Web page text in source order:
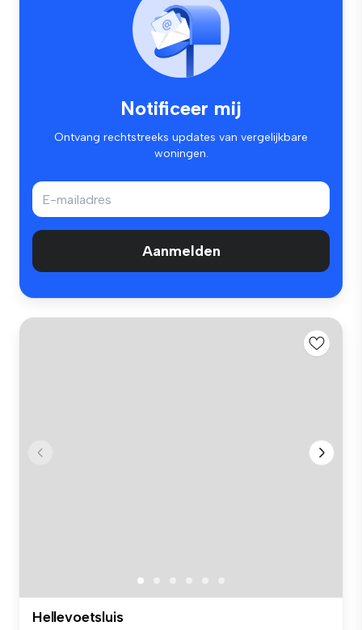
Notificeer mij
Ontvang rechtstreeks updates van vergelijkbare
woningen.
Aanmelden
Hellevoetsluis